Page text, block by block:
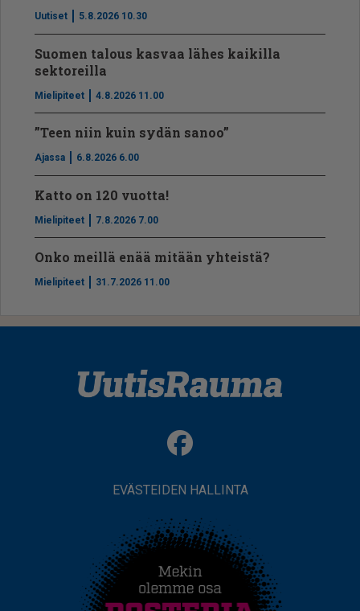
Uutiset 5.8.2026 10.30
Suomen talous kasvaa lähes kaikilla
sektoreilla
Mielipiteet 4.8.2026 11.00
”Teen niin kuin sydän sanoo”
Ajassa 6.8.2026 6.00
Katto on 120 vuotta!
Mielipiteet 7.8.2026 7.00
Onko meillä enää mitään yhteistä?
Mielipiteet 31.7.2026 11.00
EVÄSTEIDEN HALLINTA